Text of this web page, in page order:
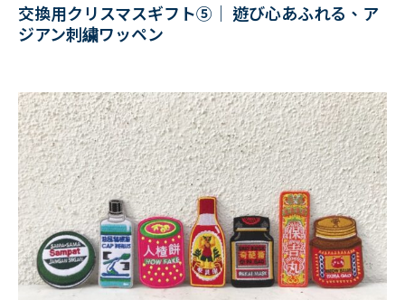
交換用クリスマスギフト⑤｜ 遊び心あふれる、ア
ジアン刺繍ワッペン